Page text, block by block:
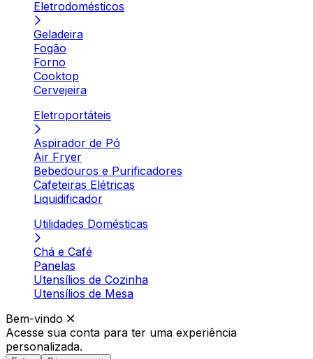
Eletrodomésticos
Geladeira
Fogão
Forno
Cooktop
Cervejeira
Eletroportáteis
Aspirador de Pó
Air Fryer
Bebedouros e Purificadores
Cafeteiras Elétricas
Liquidificador
Utilidades Domésticas
Chá e Café
Panelas
Utensílios de Cozinha
Utensílios de Mesa
Bem-vindo
Acesse sua conta para ter uma experiência
personalizada.